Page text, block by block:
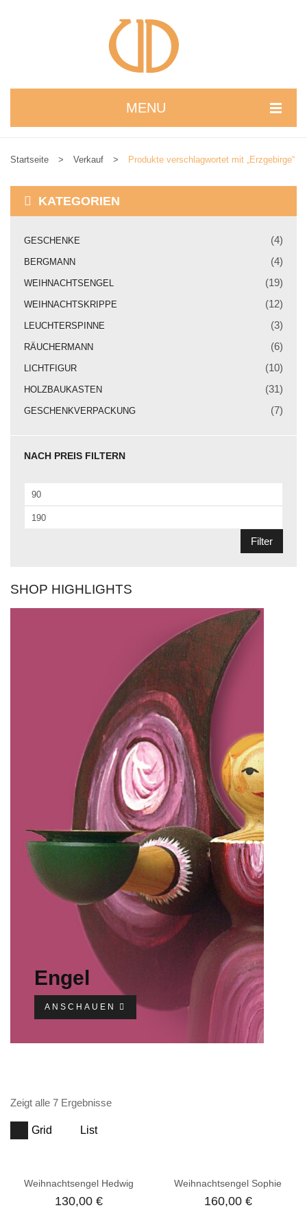
MENU
NEUIGKEITEN
KONTAKT
IMPRESSUM
Startseite > Verkauf > Produkte verschlagwortet mit „Erzgebirge“
KATEGORIEN
GESCHENKE (4)
BERGMANN (4)
WEIHNACHTSENGEL (19)
WEIHNACHTSKRIPPE (12)
LEUCHTERSPINNE (3)
RÄUCHERMANN (6)
LICHTFIGUR (10)
HOLZBAUKASTEN (31)
GESCHENKVERPACKUNG (7)
NACH PREIS FILTERN
Min.
Preis
Max.
Filter
SHOP HIGHLIGHTS
Engel
ANSCHAUEN
Zeigt alle 7 Ergebnisse
Grid List
Weihnachtsengel Hedwig
130,00€
Weihnachtsengel Sophie
160,00 €